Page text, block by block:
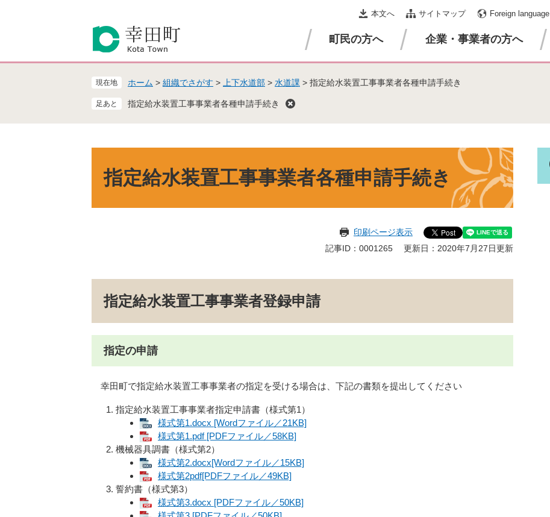
先
を
本
本文へ サイトマップ Foreign language
町民の方へ 企業・事業者の方へ
現在地 ホーム > 組織でさがす > 上下水道部 > 水道課 > 指定給水装置工事事業者各種申請手続き
指定給水装置工事事業者各種申請手続き
指定給水装置工事事業者各種申請手続き
印刷ページ表示
記事ID：0001265
更新日：2020年7月27日更新
​指定給水装置工事事業者登録申請
指定の申請
幸田町で指定給水装置工事事業者の指定を受ける場合は、下記の書類を提出してください
指定給水装置工事事業者指定申請書（様式第1）
様式第1.docx [Wordファイル／21KB]
様式第1.pdf [PDFファイル／58KB]
機械器具調書（様式第2）
様式第2.docx[Wordファイル／15KB]
様式第2pdf[PDFファイル／49KB]
誓約書（様式第3）
様式第3.docx [PDFファイル／50KB]